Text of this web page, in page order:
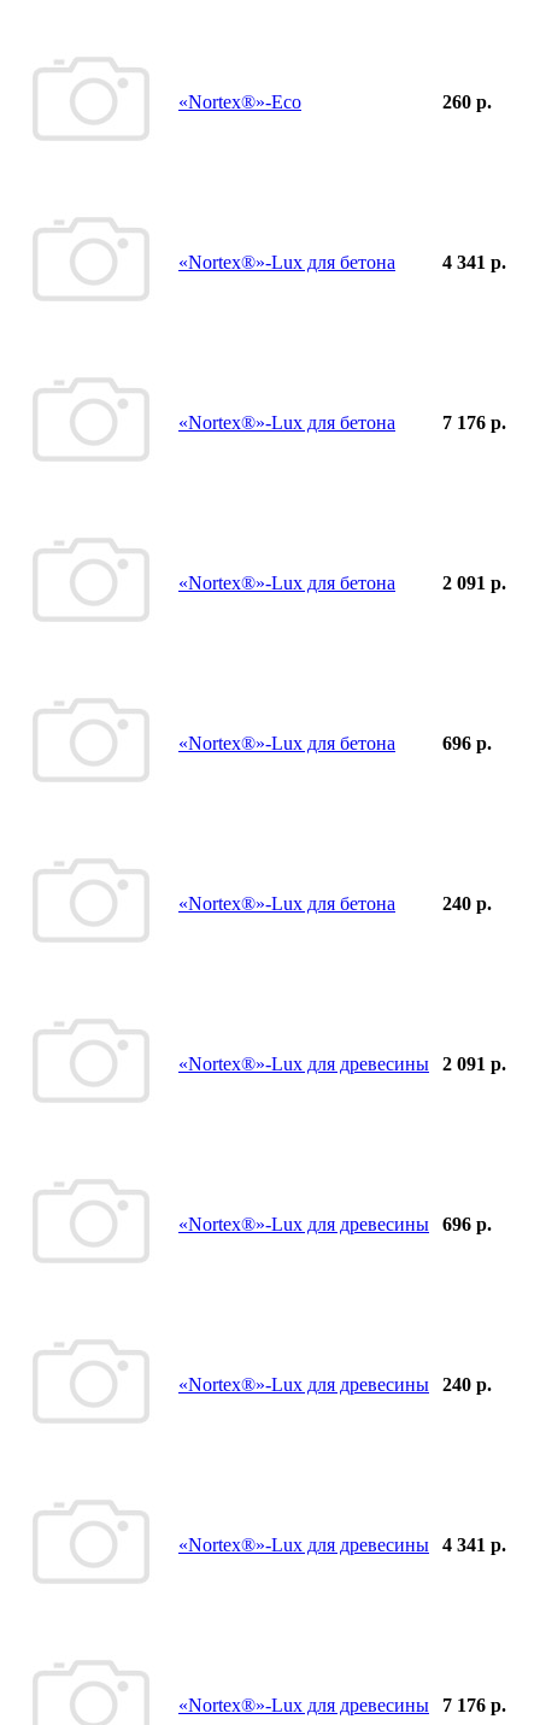
«Nortex®»-Eco 260 р.
«Nortex®»-Lux для бетона 4 341 р.
«Nortex®»-Lux для бетона 7 176 р.
«Nortex®»-Lux для бетона 2 091 р.
«Nortex®»-Lux для бетона 696 р.
«Nortex®»-Lux для бетона 240 р.
«Nortex®»-Lux для древесины 2 091 р.
«Nortex®»-Lux для древесины 696 р.
«Nortex®»-Lux для древесины 240 р.
«Nortex®»-Lux для древесины 4 341 р.
«Nortex®»-Lux для древесины 7 176 р.